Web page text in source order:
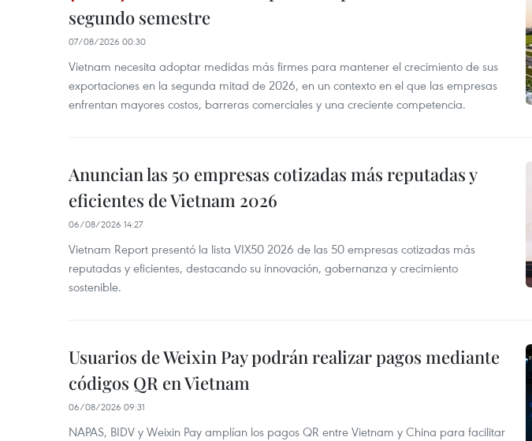
segundo semestre
07/08/2026 00:30
Vietnam necesita adoptar medidas más firmes para mantener el crecimiento de sus
exportaciones en la segunda mitad de 2026, en un contexto en el que las empresas
enfrentan mayores costos, barreras comerciales y una creciente competencia.
Anuncian las 50 empresas cotizadas más reputadas y
eficientes de Vietnam 2026
06/08/2026 14:27
Vietnam Report presentó la lista VIX50 2026 de las 50 empresas cotizadas más
reputadas y eficientes, destacando su innovación, gobernanza y crecimiento
sostenible.
Usuarios de Weixin Pay podrán realizar pagos mediante
códigos QR en Vietnam
06/08/2026 09:31
NAPAS, BIDV y Weixin Pay amplían los pagos QR entre Vietnam y China para facilitar